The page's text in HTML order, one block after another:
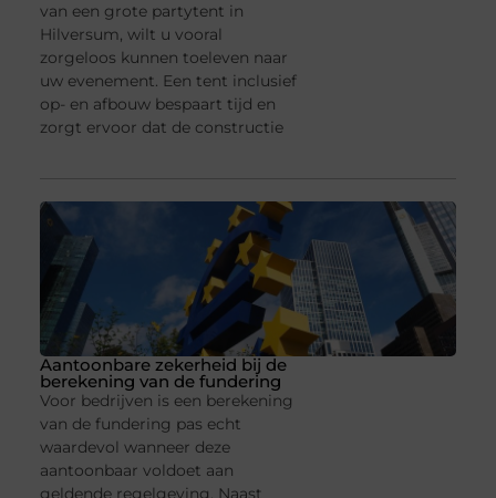
van een grote partytent in
Hilversum, wilt u vooral
zorgeloos kunnen toeleven naar
uw evenement. Een tent inclusief
op- en afbouw bespaart tijd en
zorgt ervoor dat de constructie
Aantoonbare zekerheid bij de
berekening van de fundering
Voor bedrijven is een berekening
van de fundering pas echt
waardevol wanneer deze
aantoonbaar voldoet aan
geldende regelgeving. Naast